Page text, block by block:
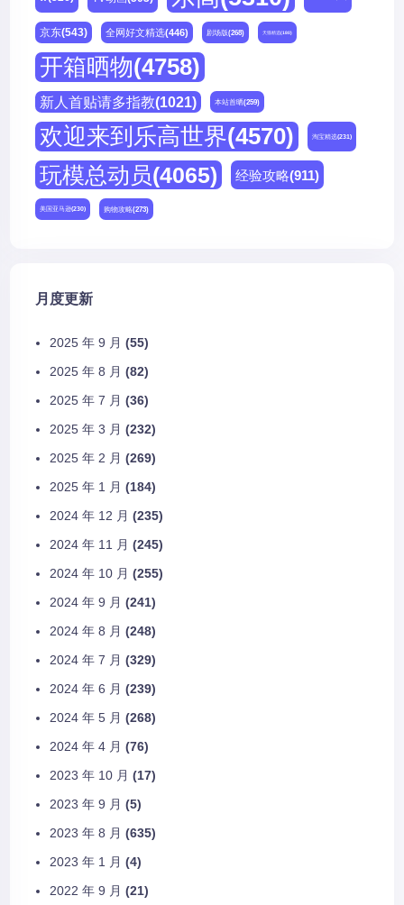
京东(543) 全网好文精选(446) 剧场版(268) 天猫精选(180)
开箱晒物(4758)
新人首贴请多指教(1021) 本站首晒(259)
欢迎来到乐高世界(4570) 淘宝精选(231)
玩模总动员(4065) 经验攻略(911)
美国亚马逊(230) 购物攻略(273)
月度更新
2025 年 9 月 (55)
2025 年 8 月 (82)
2025 年 7 月 (36)
2025 年 3 月 (232)
2025 年 2 月 (269)
2025 年 1 月 (184)
2024 年 12 月 (235)
2024 年 11 月 (245)
2024 年 10 月 (255)
2024 年 9 月 (241)
2024 年 8 月 (248)
2024 年 7 月 (329)
2024 年 6 月 (239)
2024 年 5 月 (268)
2024 年 4 月 (76)
2023 年 10 月 (17)
2023 年 9 月 (5)
2023 年 8 月 (635)
2023 年 1 月 (4)
2022 年 9 月 (21)